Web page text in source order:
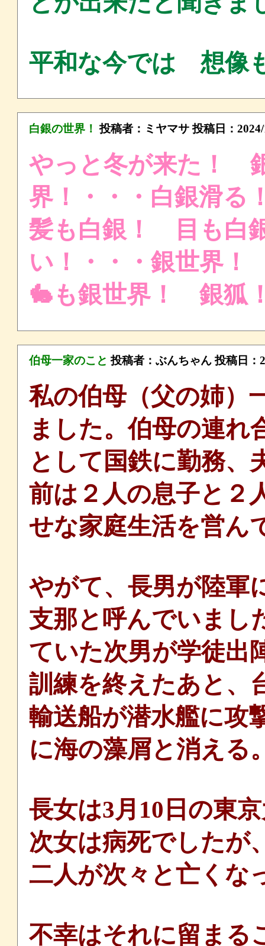
平和な今では 想像
白銀の世界！ 投稿者： ミヤマサ投稿日：
やっと冬が来た！
界！・・・白銀滑
髪も白銀！ 目も白
い！・・・銀世界！
🐇も銀世界！ 銀
伯母一家のこと 投稿者：ぶんちゃん投稿日：
私の伯母（父の姉）
ました。伯母の連れ
として国鉄に勤務、
前は２人の息子と２
せな家庭生活を営ん
やがて、長男が陸軍
支那と呼んでいまし
ていた次男が学徒出
訓練を終えたあと、
輸送船が潜水艦に攻
に海の藻屑と消える
長女は3月10日の東
次女は病死でしたが
二人が次々と亡くな
不幸はそれに留まる